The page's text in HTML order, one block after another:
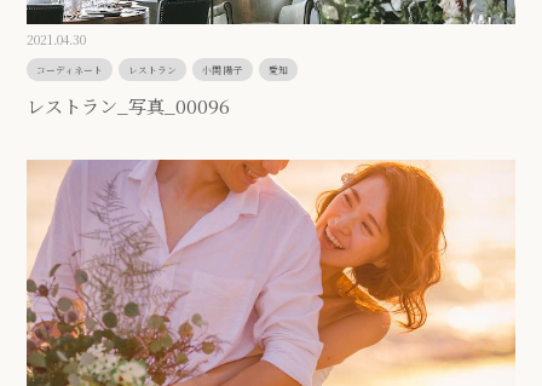
2021.04.30
コーディネート レストラン 小関 陽子 愛知
レストラン_写真_00096